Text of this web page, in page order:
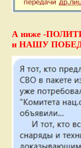
А ниже -
и НАШУ